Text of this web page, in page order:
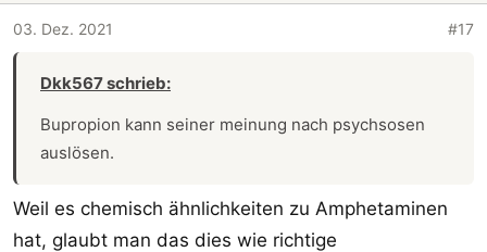
03. Dez. 2021 #17
Dkk567 schrieb:
Bupropion kann seiner meinung nach psychsosen
auslösen.
Weil es chemisch ähnlichkeiten zu Amphetaminen
hat, glaubt man das dies wie richtige